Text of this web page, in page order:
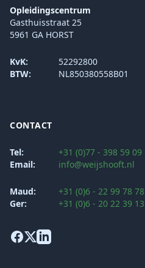
Opleidingscentrum
Gasthuisstraat 25
5961 GA HORST
KvK:
52292800
BTW:
NL850380558B01
CONTACT
Tel:
+31 (0)77 - 398 59 09
Email:
info@weijshooft.nl
Maud:
+31 (0)6 - 22 99 78 78
Ger:
+31 (0)6 - 20 22 39 13